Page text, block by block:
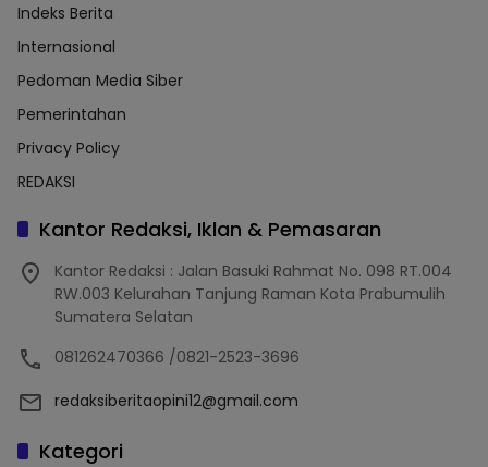
Indeks Berita
Internasional
Pedoman Media Siber
Pemerintahan
Privacy Policy
REDAKSI
Kantor Redaksi, Iklan & Pemasaran
Kantor Redaksi : Jalan Basuki Rahmat No. 098 RT.004
RW.003 Kelurahan Tanjung Raman Kota Prabumulih
Sumatera Selatan
081262470366 /0821-2523-3696
redaksiberitaopini12@gmail.com
Kategori